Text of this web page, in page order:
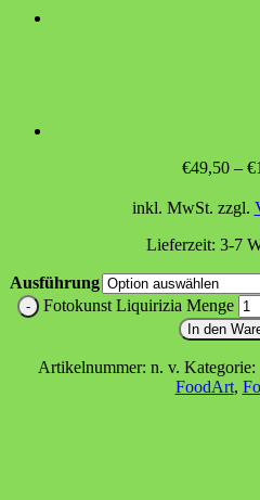
€49,50 – €
inkl. MwSt. zzgl.
Lieferzeit: 3-7
Ausführung
Fotokunst Liquirizia Menge
In den
Artikelnummer: n. v. Kategorie:
FoodArt,